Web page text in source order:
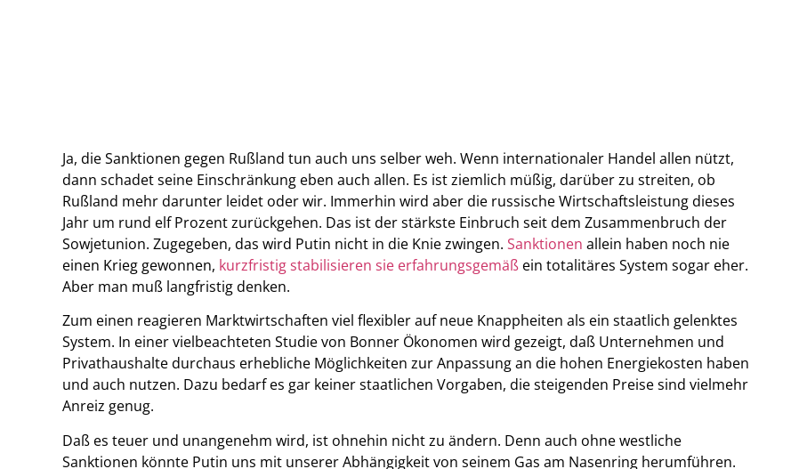
Ja, die Sanktionen gegen Rußland tun auch uns selber weh. Wenn internationaler Handel allen nützt,
dann schadet seine Einschränkung eben auch allen. Es ist ziemlich müßig, darüber zu streiten, ob
Rußland mehr darunter leidet oder wir. Immerhin wird aber die russische Wirtschaftsleistung dieses
Jahr um rund elf Prozent zurückgehen. Das ist der stärkste Einbruch seit dem Zusammenbruch der
Sowjetunion. Zugegeben, das wird Putin nicht in die Knie zwingen. Sanktionen allein haben noch nie
einen Krieg gewonnen, kurzfristig stabilisieren sie erfahrungsgemäß ein totalitäres System sogar eher.
Aber man muß langfristig denken.
Zum einen reagieren Marktwirtschaften viel flexibler auf neue Knappheiten als ein staatlich gelenktes
System. In einer vielbeachteten Studie von Bonner Ökonomen wird gezeigt, daß Unternehmen und
Privathaushalte durchaus erhebliche Möglichkeiten zur Anpassung an die hohen Energiekosten haben
und auch nutzen. Dazu bedarf es gar keiner staatlichen Vorgaben, die steigenden Preise sind vielmehr
Anreiz genug.
Daß es teuer und unangenehm wird, ist ohnehin nicht zu ändern. Denn auch ohne westliche
Sanktionen könnte Putin uns mit unserer Abhängigkeit von seinem Gas am Nasenring herumführen.